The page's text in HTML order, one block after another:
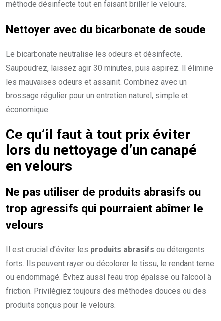
méthode désinfecte tout en faisant briller le velours.
Nettoyer avec du bicarbonate de soude
Le bicarbonate neutralise les odeurs et désinfecte.
Saupoudrez, laissez agir 30 minutes, puis aspirez. Il élimine
les mauvaises odeurs et assainit. Combinez avec un
brossage régulier pour un entretien naturel, simple et
économique.
Ce qu’il faut à tout prix éviter
lors du nettoyage d’un canapé
en velours
Ne pas utiliser de produits abrasifs ou
trop agressifs qui pourraient abîmer le
velours
Il est crucial d’éviter les produits abrasifs ou détergents
forts. Ils peuvent rayer ou décolorer le tissu, le rendant terne
ou endommagé. Évitez aussi l’eau trop épaisse ou l’alcool à
friction. Privilégiez toujours des méthodes douces ou des
produits conçus pour le velours.